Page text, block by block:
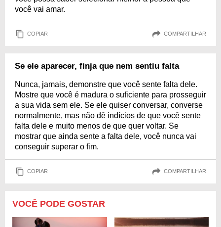
você vai amar.
COPIAR COMPARTILHAR
Se ele aparecer, finja que nem sentiu falta
Nunca, jamais, demonstre que você sente falta dele.
Mostre que você é madura o suficiente para prosseguir
a sua vida sem ele. Se ele quiser conversar, converse
normalmente, mas não dê indícios de que você sente
falta dele e muito menos de que quer voltar. Se
mostrar que ainda sente a falta dele, você nunca vai
conseguir superar o fim.
COPIAR COMPARTILHAR
VOCÊ PODE GOSTAR